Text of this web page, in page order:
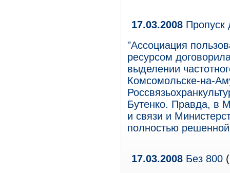
17.03.2008 Пропуск
"Ассоциация
ресурсом
выделении
Комсомольске-на-
Бутенко. Правда, в
и связи и
полностью
17.03.2008 Без 800